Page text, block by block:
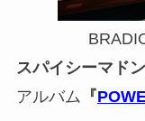
スパイシーマド
アルバム 『